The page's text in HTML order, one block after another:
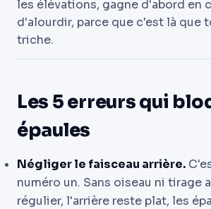
les élévations, gagne d'abord en
d'alourdir, parce que c'est là que
triche.
Les 5 erreurs qui
épaules
Négliger le faisceau arrière.
numéro un. Sans oiseau ni tirage
régulier, l'arrière reste plat, les